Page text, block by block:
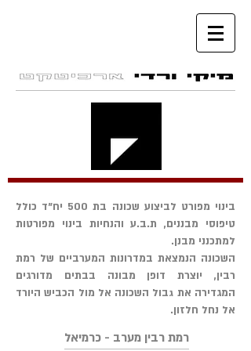
בינוי מפורט לביצוע שכונה בת 500 יח"ד כולל
טיפוסי מבננים, ת.ב.ע והנחיות בינוי מפורטות
למתכנני מבנן.
השכונה הנמצאת במדרונות המערביים של רמת
רבין, יוצרת דופן מבונה בבתים מדורגים
המגדירה את גבול השכונה אל מול הכביש היורד
אל נחל חלזון.
רמת רבין מערב - כרמיאל